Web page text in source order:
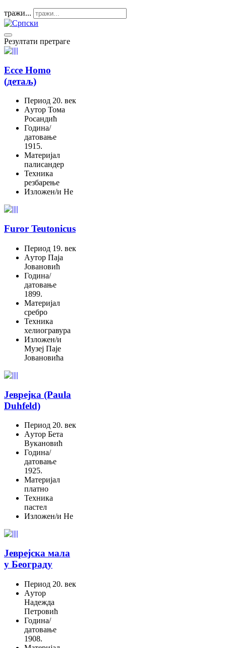
тражи...
Резултати претраге
Ecce Homo
(детаљ)
Период 20. век
Aутор Тома
Росандић
Година/
датовање
1915.
Материјал
палисандер
Техника
резбарење
Изложен/и Не
Furor Teutonicus
Период 19. век
Aутор Паја
Јовановић
Година/
датовање
1899.
Материјал
сребро
Техника
хелиогравура
Изложен/и
Музеј Паје
Јовановића
Јеврејка (Paula
Duhfeld)
Период 20. век
Aутор Бета
Вукановић
Година/
датовање
1925.
Материјал
платно
Техника
пастел
Изложен/и Не
Јеврејска мала
у Београду
Период 20. век
Aутор
Надежда
Петровић
Година/
датовање
1908.